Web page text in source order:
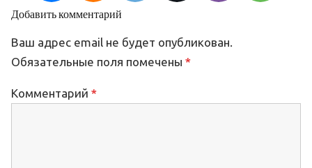
Добавить комментарий
Ваш адрес email не будет опубликован.
Обязательные поля помечены *
Комментарий *